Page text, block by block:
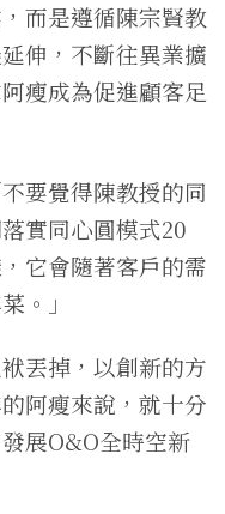
而是遵循陳宗賢教
伸，不斷往異業擴
瘦成為促進顧客足
要覺得陳教授的同
實同心圓模式20
它會隨著客戶的需
。」
丟掉，以創新的方
阿瘦來說，就十分
展O&O全時空新